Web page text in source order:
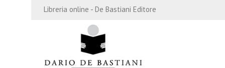
Libreria online - De Bastiani Editore